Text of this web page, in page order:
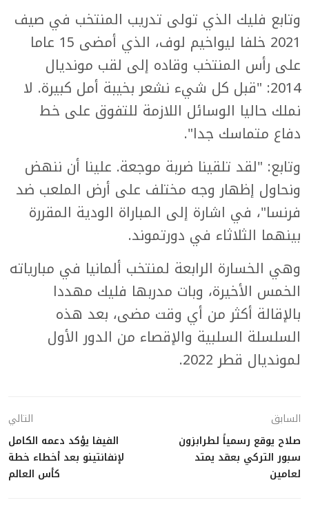
وتابع فليك الذي تولى تدريب المنتخب في صيف
2021 خلفا ليواخيم لوف، الذي أمضى 15 عاما
على رأس المنتخب وقاده إلى لقب مونديال
2014: "قبل كل شيء نشعر بخيبة أمل كبيرة. لا
نملك حاليا الوسائل اللازمة للتفوق على خط
دفاع متماسك جدا".
وتابع: "لقد تلقينا ضربة موجعة. علينا أن ننهض
ونحاول إظهار وجه مختلف على أرض الملعب ضد
فرنسا"، في اشارة إلى المباراة الودية المقررة
بينهما الثلاثاء في دورتموند.
وهي الخسارة الرابعة لمنتخب ألمانيا في مبارياته
الخمس الأخيرة، وبات مدربها فليك مهددا
بالإقالة أكثر من أي وقت مضى، بعد هذه
السلسلة السلبية والإقصاء من الدور الأول
لمونديال قطر 2022.
السابق
صلاح يوقع رسمياً لطرابزون
سبور التركي بعقد يمتد
لعامين
التالي
الفيفا يؤكد دعمه الكامل
لإنفانتينو بعد أخطاء خطة
كأس العالم